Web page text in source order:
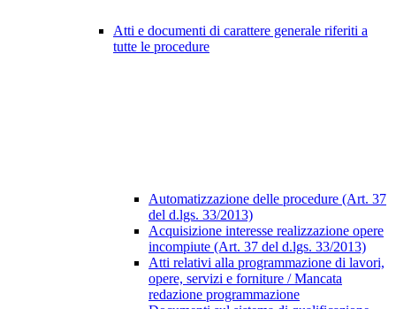
Atti e documenti di carattere generale riferiti a
tutte le procedure
Automatizzazione delle procedure (Art. 37
del d.lgs. 33/2013)
Acquisizione interesse realizzazione opere
incompiute (Art. 37 del d.lgs. 33/2013)
Atti relativi alla programmazione di lavori,
opere, servizi e forniture / Mancata
redazione programmazione